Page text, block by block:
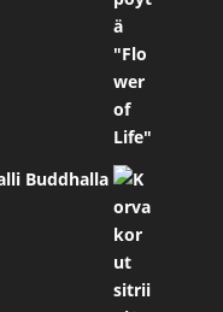
Buddhalla